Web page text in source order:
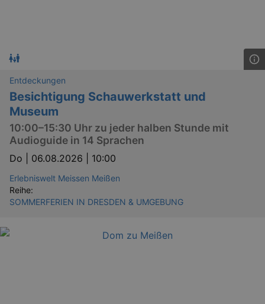
Entdeckungen
Besichtigung Schauwerkstatt und
Museum
10:00–15:30 Uhr zu jeder halben Stunde mit
Audioguide in 14 Sprachen
Do | 06.08.2026 | 10:00
Erlebniswelt Meissen Meißen
Reihe:
SOMMERFERIEN IN DRESDEN & UMGEBUNG